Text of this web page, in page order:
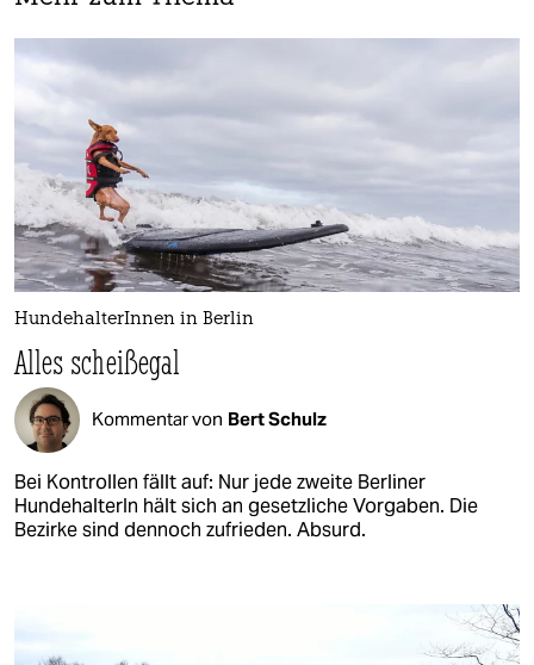
HundehalterInnen in Berlin
Alles scheißegal
Kommentar von Bert Schulz
Bei Kontrollen fällt auf: Nur jede zweite Berliner
HundehalterIn hält sich an gesetzliche Vorgaben. Die
Bezirke sind dennoch zufrieden. Absurd.